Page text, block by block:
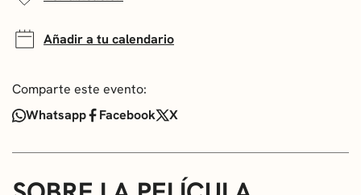
Añadir a tu calendario
Comparte este evento:
Whatsapp
Facebook X